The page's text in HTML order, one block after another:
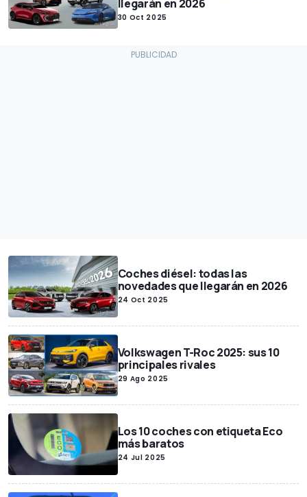
llegarán en 2026
30 Oct 2025
Coches diésel: todas las
novedades que llegarán en 2026
24 Oct 2025
Volkswagen T-Roc 2025: sus 10
principales rivales
29 Ago 2025
Los 10 coches con etiqueta Eco
más baratos
24 Jul 2025